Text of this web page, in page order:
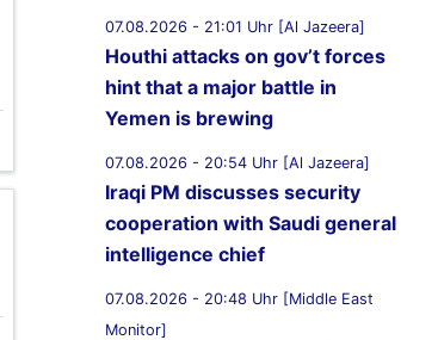
07.08.2026 - 21:01 Uhr [Al Jazeera]
Houthi attacks on gov’t forces
hint that a major battle in
Yemen is brewing
07.08.2026 - 20:54 Uhr [Al Jazeera]
Iraqi PM discusses security
cooperation with Saudi general
intelligence chief
07.08.2026 - 20:48 Uhr [Middle East
Monitor]